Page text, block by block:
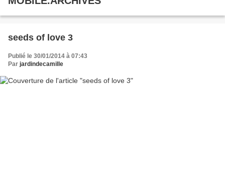
seeds of love 3
Publié le 30/01/2014 à 07:43
Par jardindecamille